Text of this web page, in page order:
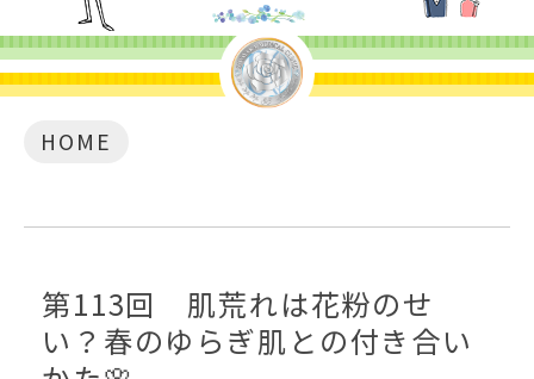
HOME
第113回 肌荒れは花粉のせ
い？春のゆらぎ肌との付き合い